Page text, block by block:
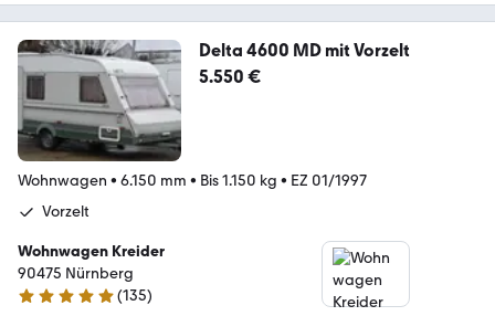
Delta 4600 MD mit Vorzelt
5.550 €
Wohnwagen • 6.150 mm • Bis 1.150 kg • EZ 01/1997
Vorzelt
Wohnwagen Kreider
90475 Nürnberg
5 Sterne
(135)